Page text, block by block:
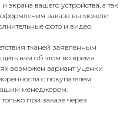
экрана вашего устройства, а так
заказа вы можете
фото и видео.
тканей заявленным
вам об этом во время
возможен вариант уценки
с покупателем.
менеджером.
при заказе через